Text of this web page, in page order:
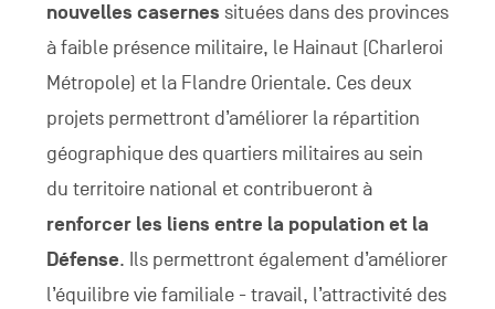
nouvelles casernes situées dans des provinces
à faible présence militaire, le Hainaut (Charleroi
Métropole) et la Flandre Orientale. Ces deux
projets permettront d’améliorer la répartition
géographique des quartiers militaires au sein
du territoire national et contribueront à
renforcer les liens entre la population et la
Défense. Ils permettront également d’améliorer
l’équilibre vie familiale - travail, l’attractivité des